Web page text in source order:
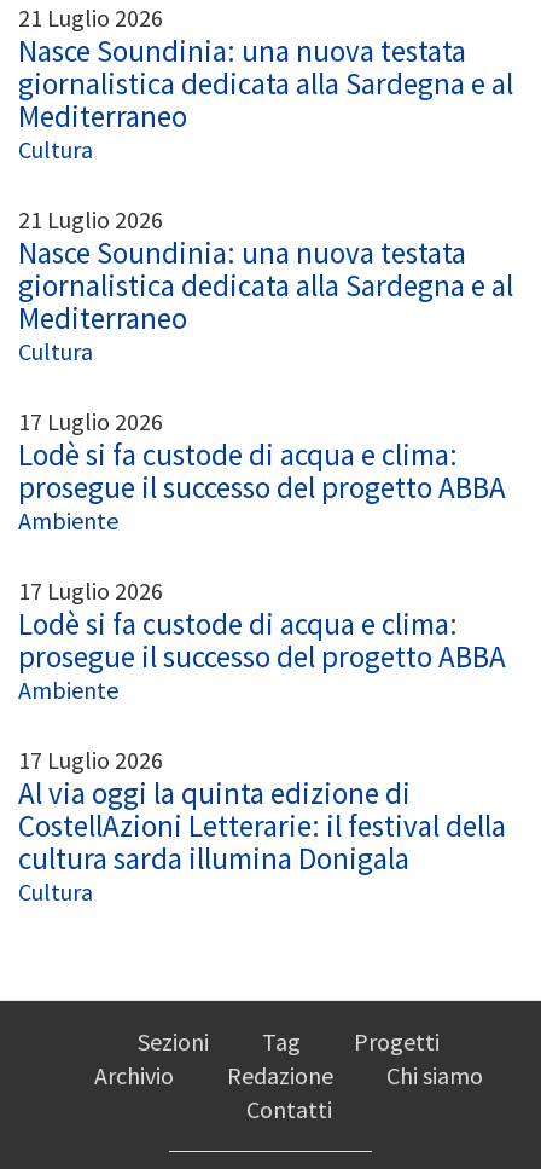
21 Luglio 2026
Nasce Soundinia: una nuova testata
giornalistica dedicata alla Sardegna e al
Mediterraneo
Cultura
21 Luglio 2026
Nasce Soundinia: una nuova testata
giornalistica dedicata alla Sardegna e al
Mediterraneo
Cultura
17 Luglio 2026
Lodè si fa custode di acqua e clima:
prosegue il successo del progetto ABBA
Ambiente
17 Luglio 2026
Lodè si fa custode di acqua e clima:
prosegue il successo del progetto ABBA
Ambiente
17 Luglio 2026
Al via oggi la quinta edizione di
CostellAzioni Letterarie: il festival della
cultura sarda illumina Donigala
Cultura
Sezioni Tag
Progetti
Archivio
Redazione
Chi siamo
Contatti